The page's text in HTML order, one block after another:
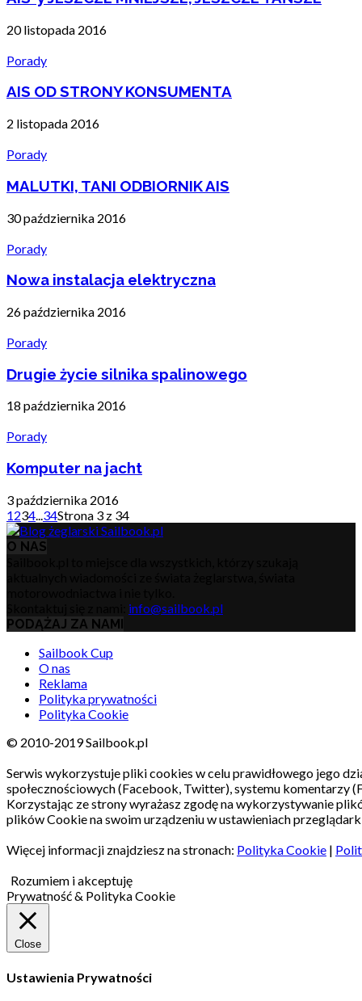
20 listopada 2016
Porady
AIS OD STRONY KONSUMENTA
2 listopada 2016
Porady
MALUTKI, TANI ODBIORNIK AIS
30 października 2016
Porady
Nowa instalacja elektryczna
26 października 2016
Porady
Drugie życie silnika spalinowego
18 października 2016
Porady
Komputer na jacht
3 października 2016
1234...34Strona 3 z 34
O NAS
info@sailbook.pl
PODĄŻAJ ZA NAMI
Sailbook Cup
O nas
Reklama
Polityka prywatności
Polityka Cookie
© 2010-2019 Sailbook.pl
Serwis wykorzystuje pliki cookies w celu prawidłowego jego
społecznościowych (Facebook, Twitter), systemu komentarzy
Korzystając ze strony wyrażasz zgodę na wykorzystywanie
plików Cookie na swoim urządzeniu w ustawieniach
Więcej informacji znajdziesz na stronach: Polityka Cookie |
Rozumiem i akceptuję
Prywatność & Polityka Cookie
Close
Ustawienia Prywatności